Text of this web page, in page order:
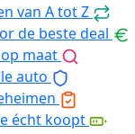
van A tot Z
de beste deal
maat
auto
écht koopt